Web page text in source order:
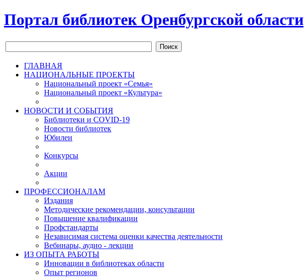
Портал библиотек Оренбургской области
Поиск
ГЛАВНАЯ
НАЦИОНАЛЬНЫЕ ПРОЕКТЫ
Национальный проект «Семья»
Национальный проект «Культура»
НОВОСТИ И СОБЫТИЯ
Библиотеки и COVID-19
Новости библиотек
Юбилеи
Конкурсы
Акции
ПРОФЕССИОНАЛАМ
Издания
Методические рекомендации, консультации
Повышение квалификации
Профстандарты
Независимая система оценки качества деятельности
Вебинары, аудио - лекции
ИЗ ОПЫТА РАБОТЫ
Инновации в библиотеках области
Опыт регионов